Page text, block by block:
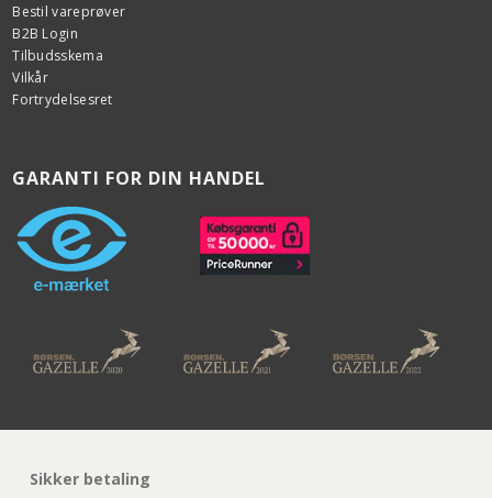
Bestil vareprøver
B2B Login
Tilbudsskema
Vilkår
Fortrydelsesret
GARANTI FOR DIN HANDEL
Sikker betaling